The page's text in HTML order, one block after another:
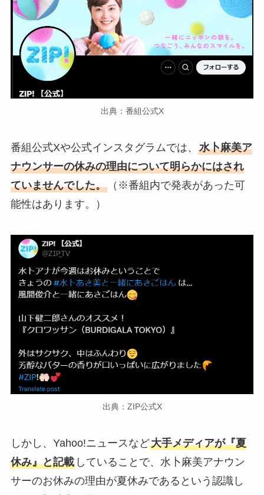
出典：番組公式X
番組公式Xや公式インスタグラムでは、 水卜麻美ア
ナウンサーの休みの理由について明らかにはされ
ていませんでした。（※番組内で発表があった可
能性はあります。）
出典：ZIP公式X
しかし、Yahoo!ニュースなど大手メディアが『夏
休み』と記載していることで、水卜麻美アナウン
サーのお休みの理由が夏休みであるという認識し